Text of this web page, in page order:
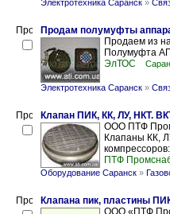
Электротехника Саранск »
Продам полумуфты
Продаем из
Полумуфта
ЭлТОС
Электротехника Саранск »
Клапан ПИК, КК, ЛУ, НКТ.
ООО ПТФ
Клапаны КК,
ПТФ
Оборудование Саранск »
Клапана пик, пластины
ООО «ПТФ